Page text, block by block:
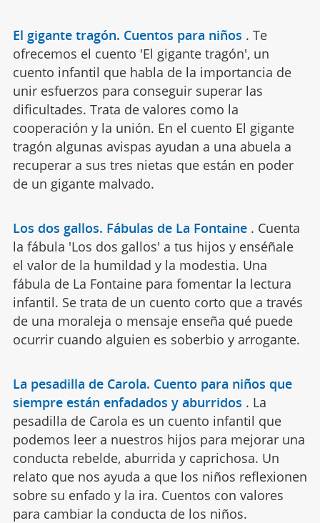
El gigante tragón. Cuentos para niños . Te
ofrecemos el cuento 'El gigante tragón', un
cuento infantil que habla de la importancia de
unir esfuerzos para conseguir superar las
dificultades. Trata de valores como la
cooperación y la unión. En el cuento El gigante
tragón algunas avispas ayudan a una abuela a
recuperar a sus tres nietas que están en poder
de un gigante malvado.
Los dos gallos. Fábulas de La Fontaine . Cuenta
la fábula 'Los dos gallos' a tus hijos y enséñale
el valor de la humildad y la modestia. Una
fábula de La Fontaine para fomentar la lectura
infantil. Se trata de un cuento corto que a través
de una moraleja o mensaje enseña qué puede
ocurrir cuando alguien es soberbio y arrogante.
La pesadilla de Carola. Cuento para niños que
siempre están enfadados y aburridos . La
pesadilla de Carola es un cuento infantil que
podemos leer a nuestros hijos para mejorar una
conducta rebelde, aburrida y caprichosa. Un
relato que nos ayuda a que los niños reflexionen
sobre su enfado y la ira. Cuentos con valores
para cambiar la conducta de los niños.